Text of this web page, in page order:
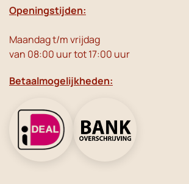
Openingstijden:
Maandag t/m vrijdag
van 08:00 uur tot 17:00 uur
Betaalmogelijkheden: